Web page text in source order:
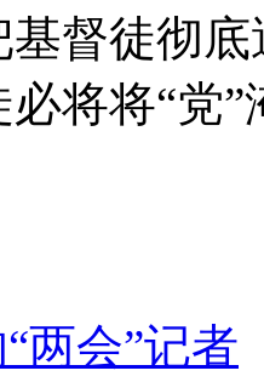
督徒彻
将将“党”
两会”记者